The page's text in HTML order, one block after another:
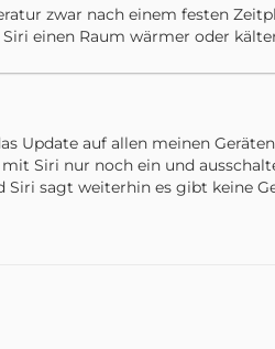
zwar nach einem festen
einen Raum wärmer oder
Update auf allen meinen
Siri nur noch ein und
sagt weiterhin es gibt keine